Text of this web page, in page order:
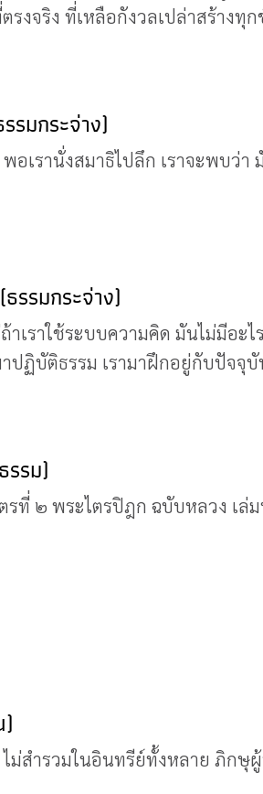
งจริง ที่เหลือกังวลเปล่าสร้างทุ
รมกระจ่าง)
เรานั่งสมาธิไปลึก เราจะพบว่า
รรมกระจ่าง)
ราใช้ระบบความคิด มันไม่มีอะไ
ปฏิบัติธรรม เรามาฝึกอยู่กับปัจจุ
รม)
รที่ ๒ พระไตรปิฎก ฉบับหลวง เ
ม่สำรวมในอินทรีย์ทั้งหลาย ภิกษุ